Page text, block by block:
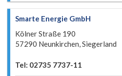
Smarte Energie GmbH
Kölner Straße 190
57290 Neunkirchen, Siegerland
Tel: 02735 7737-11